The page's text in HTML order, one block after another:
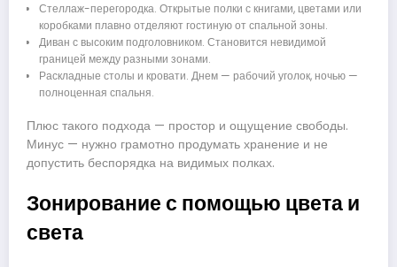
Стеллаж-перегородка. Открытые полки с книгами, цветами или
коробками плавно отделяют гостиную от спальной зоны.
Диван с высоким подголовником. Становится невидимой
границей между разными зонами.
Раскладные столы и кровати. Днем — рабочий уголок, ночью —
полноценная спальня.
Плюс такого подхода — простор и ощущение свободы.
Минус — нужно грамотно продумать хранение и не
допустить беспорядка на видимых полках.
Зонирование с помощью цвета и
света